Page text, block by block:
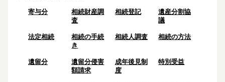
寄与分
相続財産調
査
相続登記
遺産分割協
議
法定相続
相続の⼿続
き
相続人調査 相続の方法
遺留分
遺留分侵害
額請求
成年後⾒制
度
特別受益